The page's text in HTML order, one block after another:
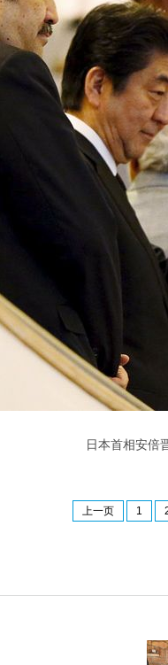
日本首相安倍
上一页 1